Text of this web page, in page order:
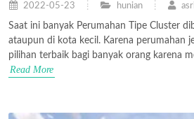
2022-05-23 hunian
Saat ini banyak Perumahan Tipe Cluster
ataupun di kota kecil. Karena perumahan
pilihan terbaik bagi banyak orang karena
Read More